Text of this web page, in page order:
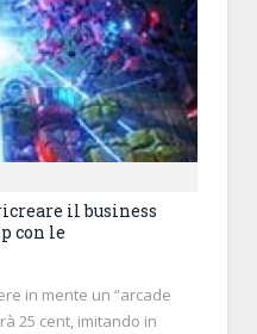
il business
con le
in mente un “arcade
25 cent, imitando in